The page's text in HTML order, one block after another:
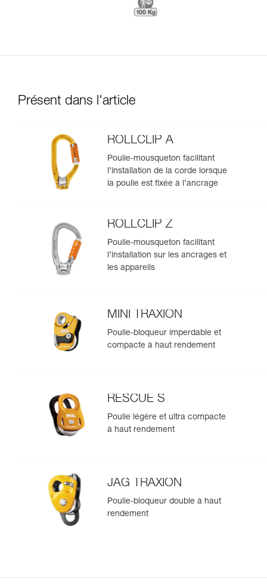
Présent dans l'article
ROLLCLIP A
Poulie-mousqueton facilitant
l’installation de la corde lorsque
la poulie est fixée à l’ancrage
ROLLCLIP Z
Poulie-mousqueton facilitant
l’installation sur les ancrages et
les appareils
MINI TRAXION
Poulie-bloqueur imperdable et
compacte à haut rendement
RESCUE S
Poulie légère et ultra compacte
à haut rendement
JAG TRAXION
Poulie-bloqueur double à haut
rendement